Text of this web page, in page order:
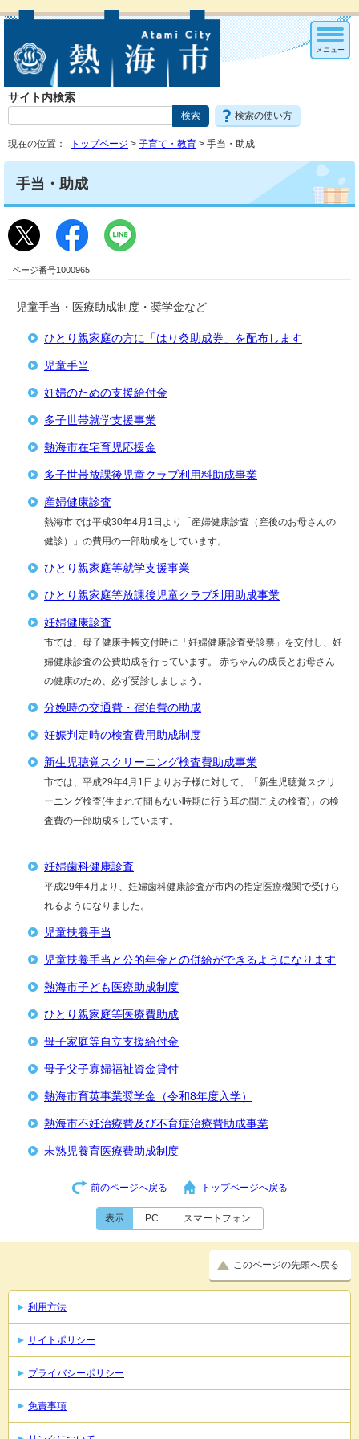
サイト内検索
検索の使い方
メニュー
現在の位置： トップページ > 子育て・教育 > 手当・助成
手当・助成
ページ番号1000965
児童手当・医療助成制度・奨学金など
ひとり親家庭の方に「はり灸助成券」を配布します
児童手当
妊婦のための支援給付金
多子世帯就学支援事業
熱海市在宅育児応援金
多子世帯放課後児童クラブ利用料助成事業
産婦健康診査
熱海市では平成30年4月1日より「産婦健康診査（産後のお母さんの
健診）」の費用の一部助成をしています。
ひとり親家庭等就学支援事業
ひとり親家庭等放課後児童クラブ利用助成事業
妊婦健康診査
市では、母子健康手帳交付時に「妊婦健康診査受診票」を交付し、妊
婦健康診査の公費助成を行っています。 赤ちゃんの成長とお母さん
の健康のため、必ず受診しましょう。
分娩時の交通費・宿泊費の助成
妊娠判定時の検査費用助成制度
新生児聴覚スクリーニング検査費助成事業
市では、平成29年4月1日よりお子様に対して、「新生児聴覚スクリ
ーニング検査(生まれて間もない時期に行う耳の聞こえの検査)」の検
査費の一部助成をしています。
妊婦歯科健康診査
平成29年4月より、妊婦歯科健康診査が市内の指定医療機関で受けら
れるようになりました。
児童扶養手当
児童扶養手当と公的年金との併給ができるようになります
熱海市子ども医療助成制度
ひとり親家庭等医療費助成
母子家庭等自立支援給付金
母子父子寡婦福祉資金貸付
熱海市育英事業奨学金（令和8年度入学）
熱海市不妊治療費及び不育症治療費助成事業
未熟児養育医療費助成制度
前のページへ戻る トップページへ戻る
表示 PC スマートフォン
このページの先頭へ戻る
利用方法
サイトポリシー
プライバシーポリシー
免責事項